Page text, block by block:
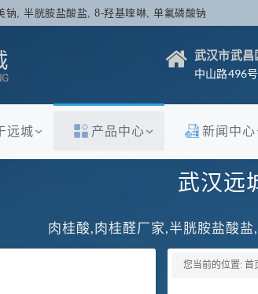
钠, 半胱胺盐酸盐, 8-羟基喹啉, 单氟磷酸钠
武汉市武昌
中山路496号
远城 产品中心 新闻中心
武汉远
肉桂酸,肉桂醛厂家,半胱胺盐酸
您当前的位置: 首